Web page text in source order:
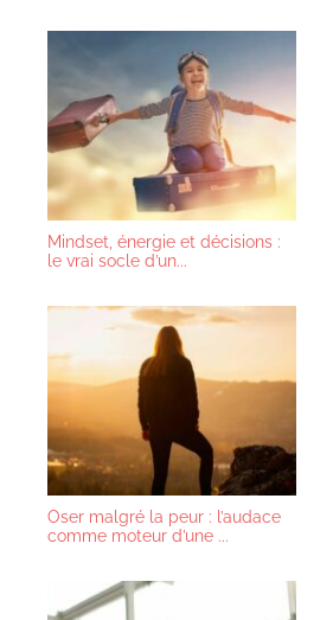
Mindset, énergie et décisions :
le vrai socle d’un...
Oser malgré la peur : l’audace
comme moteur d’une ...